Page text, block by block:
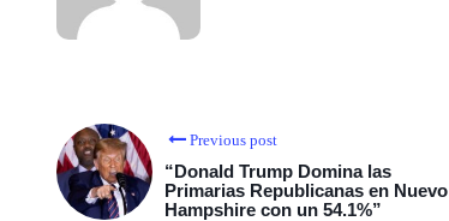
Previous post
“Donald Trump Domina las
Primarias Republicanas en Nuevo
Hampshire con un 54.1%”